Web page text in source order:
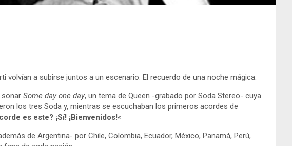
a subirse juntos a un escenario. El recuerdo de una noche mágica.
sonar Some day one day, un tema de Queen -grabado por Soda Stereo- cuya
los tres Soda y, mientras se escuchaban los primeros acordes de
es este? ¡Sí! ¡Bienvenidos!«
de Argentina- por Chile, Colombia, Ecuador, México, Panamá, Perú,